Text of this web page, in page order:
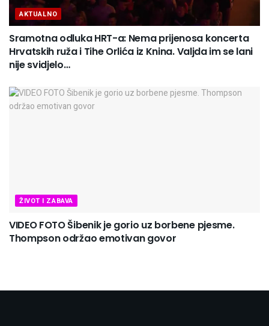
AKTUALNO
Sramotna odluka HRT-a: Nema prijenosa koncerta
Hrvatskih ruža i Tihe Orlića iz Knina. Valjda im se lani
nije svidjelo…
ŽIVOT I ZABAVA
VIDEO FOTO Šibenik je gorio uz borbene pjesme.
Thompson održao emotivan govor